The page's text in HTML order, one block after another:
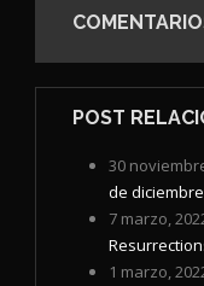
POST
30
de
7 marzo,
1 marzo,